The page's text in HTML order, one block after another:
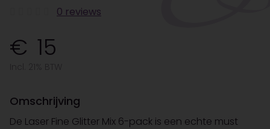
0 reviews
15
Omschrijving
De Laser Fine Glitter Mix 6-pack is een echte must